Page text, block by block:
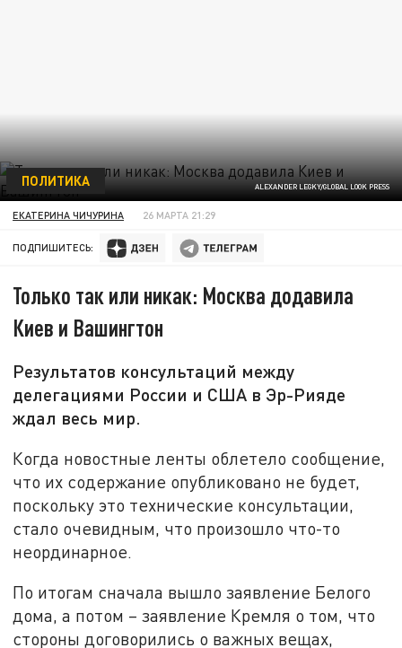
ALEXANDER LEGKY/GLOBAL LOOK PRESS
ПОЛИТИКА
ЕКАТЕРИНА ЧИЧУРИНА 26 МАРТА 21:29
ПОДПИШИТЕСЬ:
Только так или никак: Москва додавила
Киев и Вашингтон
Результатов консультаций между
делегациями России и США в Эр-Рияде
ждал весь мир.
Когда новостные ленты облетело сообщение,
что их содержание опубликовано не будет,
поскольку это технические консультации,
стало очевидным, что произошло что-то
неординарное.
По итогам сначала вышло заявление Белого
дома, а потом – заявление Кремля о том, что
стороны договорились о важных вещах,